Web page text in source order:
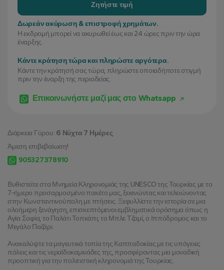
Βυθιστείτε στα Μνημεία Κληρονομιάς της UNESCO της Τουρκίας με το
7-ήμερο προσαρμοσμένο πακέτο μας, ξεκινώντας και τελειώνοντας
στην Κωνσταντινούπολη με πτήσεις. Ξεφυλλίστε την ιστορία σε μια
ολοήμερη ξενάγηση, επισκεπτόμενοι εμβληματικά ορόσημα όπως η
Αγία Σοφία, το Παλάτι Τοπκάπι, το Μπλε Τζαμί, ο Ιππόδρομος και το
Μεγάλο Παζάρι.
Ανακαλύψτε τα μαγευτικά τοπία της Καππαδοκίας με τις υπόγειες
πόλεις και τις νεραϊδοκαμινάδες της, προσφέροντας μια μοναδική
προοπτική για την πολιτιστική κληρονομιά της Τουρκίας.
Ζητήστε τιμή
Δωρεάν ακύρωση & επιστροφή χρημάτων.
Η εκδρομή μπορεί να ακυρωθεί έως και 24 ώρες πριν την ώρα
έναρξης.
Κάντε κράτηση τώρα και πληρώστε αργότερα.
Κάντε την κράτησή σας τώρα, πληρώστε οποιαδήποτε στιγμή
πριν την έναρξη της περιοδείας.
Επικοινωνήστε μαζί μας στο Whatsapp
Διάρκεια Γύρου: 6 Νύχτα 7 Ημέρες
Άμεση επιβεβαίωση!
905327378910